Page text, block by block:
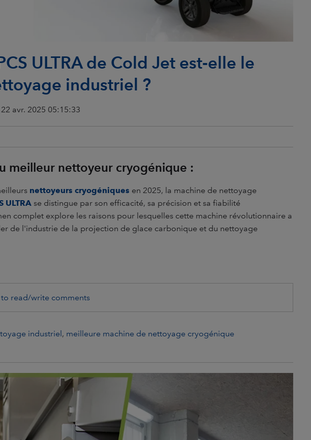
ULTRA de Cold Jet est‑elle le
industriel ?
avr. 2025 05:15:33
meilleur nettoyeur cryogénique :
nettoyeurs cryogéniques en 2025, la machine de nettoyage
ULTRA se distingue par son efficacité, sa précision et sa fiabilité
complet explore les raisons pour lesquelles cette machine révolutionnaire a
de l'industrie de la projection de glace carbonique et du nettoyage
read/write comments
industriel, meilleure machine de nettoyage cryogénique